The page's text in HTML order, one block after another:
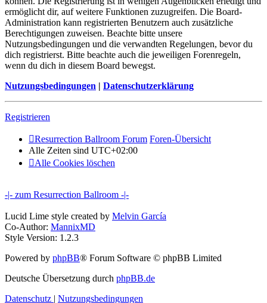
ermöglicht dir, auf weitere Funktionen zuzugreifen. Die Board-
Administration kann registrierten Benutzern auch zusätzliche
Berechtigungen zuweisen. Beachte bitte unsere
Nutzungsbedingungen und die verwandten Regelungen, bevor du
dich registrierst. Bitte beachte auch die jeweiligen Forenregeln,
wenn du dich in diesem Board bewegst.
Nutzungsbedingungen | Datenschutzerklärung
Registrieren
Resurrection Ballroom Forum Foren-Übersicht
Alle Zeiten sind UTC+02:00
Alle Cookies löschen
-|- zum Resurrection Ballroom -|-
Lucid Lime style created by Melvin García
Co-Author: MannixMD
Style Version: 1.2.3
Powered by phpBB® Forum Software © phpBB Limited
Deutsche Übersetzung durch phpBB.de
Datenschutz | Nutzungsbedingungen